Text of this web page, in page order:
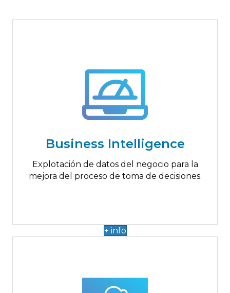
Business Intelligence
Explotación de datos del negocio para la
mejora del proceso de toma de decisiones.
Hasta 8.000€
Integración de datos con otras BBDD
Creación de paneles de datos estructurados y
Exportación de datos
+ info